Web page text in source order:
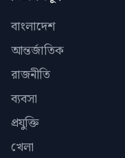
বাংলাদেশ
আন্তর্জাতিক
রাজনীতি
ব্যবসা
প্রযুক্তি
খেলা